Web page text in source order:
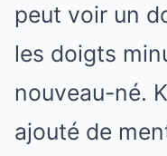
peut voir un
les doigts
nouveau-né.
ajouté de